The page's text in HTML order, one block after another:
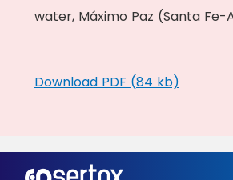
water, Máximo Paz (Santa Fe-
Download PDF (84 kb)